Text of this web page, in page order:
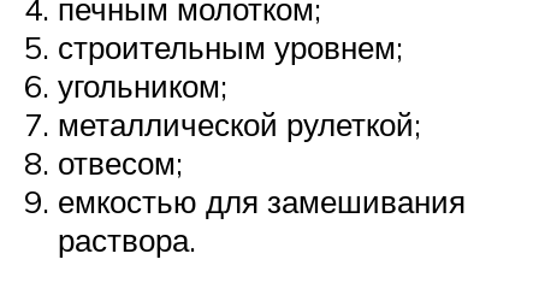
печным молотком;
строительным уровнем;
угольником;
металлической рулеткой;
отвесом;
емкостью для замешивания
раствора.